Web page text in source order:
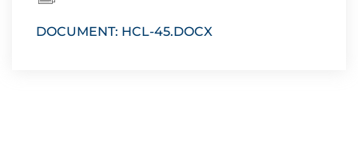
DOCUMENT: HCL-45.DOCX